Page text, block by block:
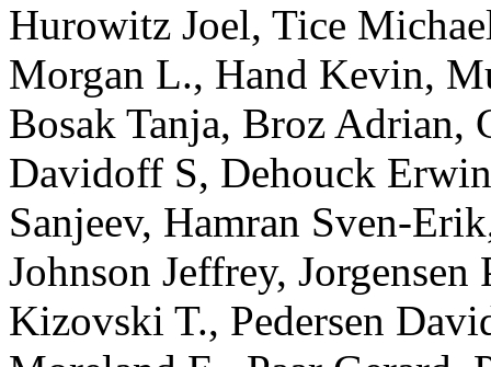
Hurowitz Joel, Tice
Morgan L., Hand Kevin,
Bosak Tanja, Broz Adrian,
Davidoff S, Dehouck Erwin
Sanjeev, Hamran Sven-Erik
Johnson Jeffrey, Jorgensen
Kizovski T., Pedersen